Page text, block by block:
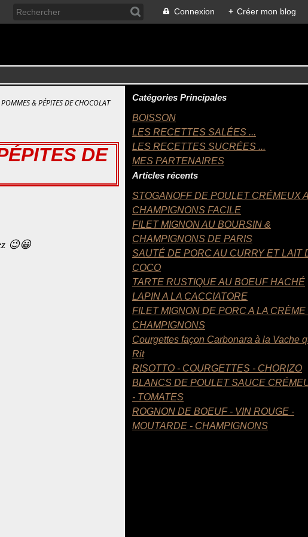
Connexion + Créer mon blog
& PÉPITES DE CHOCOLAT
DE
😉😀
Catégories Principales
BOISSON
LES RECETTES SALÉES ...
LES RECETTES SUCRÉES ...
MES PARTENAIRES
Articles récents
STOGANOFF DE POULET CRÉMEUX
CHAMPIGNONS FACILE
FILET MIGNON AU BOURSIN &
CHAMPIGNONS DE PARIS
SAUTÉ DE PORC AU CURRY ET LAIT
COCO
TARTE RUSTIQUE AU BOEUF HACHÉ
LAPIN A LA CACCIATORE
FILET MIGNON DE PORC A LA CRÈME
CHAMPIGNONS
Courgettes façon Carbonara à la Vache
Rit
RISOTTO - COURGETTES - CHORIZO
BLANCS DE POULET SAUCE
- TOMATES
ROGNON DE BOEUF - VIN ROUGE -
MOUTARDE - CHAMPIGNONS